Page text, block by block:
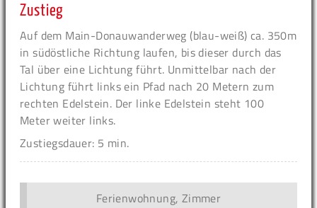
Zustieg
Auf dem Main-Donauwanderweg (blau-weiß) ca. 350m
in südöstliche Richtung laufen, bis dieser durch das
Tal über eine Lichtung führt. Unmittelbar nach der
Lichtung führt links ein Pfad nach 20 Metern zum
rechten Edelstein. Der linke Edelstein steht 100
Meter weiter links.
Zustiegsdauer: 5 min.
Ferienwohnung, Zimmer